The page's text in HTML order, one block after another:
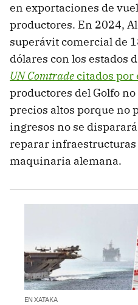
en exportaciones de
productores. En 2024,
superávit comercial de
dólares con los estados
UN Comtradecitados por
productores del Golfo
precios altos porque no
ingresos no se
reparar infraestructuras
maquinaria alemana.
EN XATAKA